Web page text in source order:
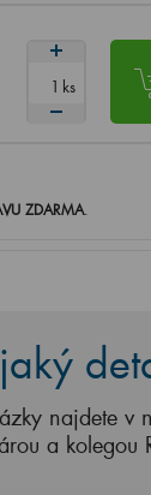
ks
ZDARMA.
najdete v
a kolegou